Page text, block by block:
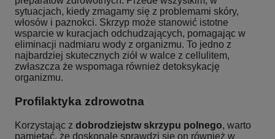
sytuacjach, kiedy zmagamy się z problemami skóry,
włosów i paznokci. Skrzyp może stanowić istotne
wsparcie w kuracjach odchudzających, pomagając w
eliminacji nadmiaru wody z organizmu. To jedno z
najbardziej skutecznych ziół w walce z cellulitem,
zwłaszcza że wspomaga również detoksykację
organizmu.
Profilaktyka zdrowotna
Korzystając z dobrodziejstw skrzypu polnego, warto
pamiętać, że doskonale sprawdzi się on również w